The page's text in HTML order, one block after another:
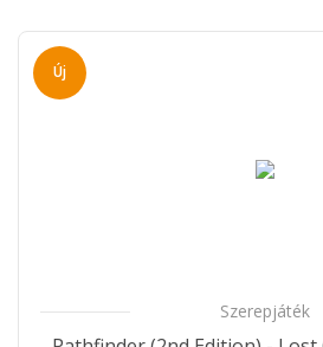
Új
Szerepjáték